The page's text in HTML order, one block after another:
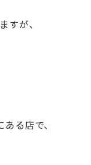
すが、
る店で、